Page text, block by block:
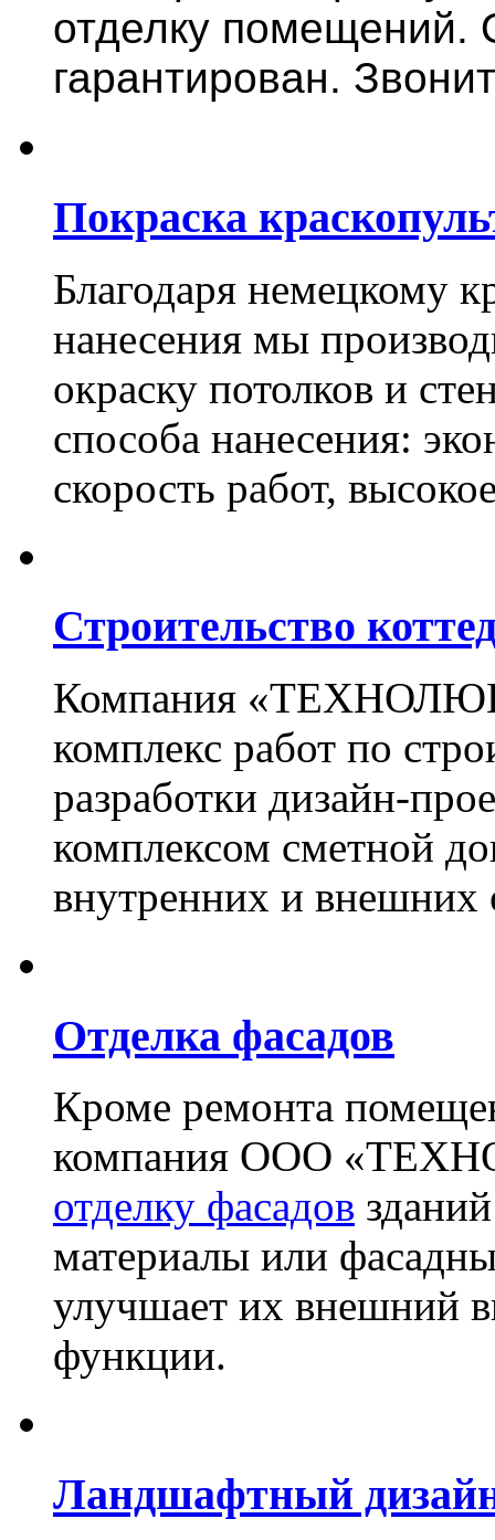
отделку помещений.
гарантирован.
Покраска
Благодаря немецкому
нанесения мы
окраску потолков и
способа нанесения:
скорость работ,
Строительство
Компания
комплекс работ по
разработки дизайн-
комплексом сметной
внутренних и внешних
Отделка фасадов
Кроме ремонта
компания ООО
отделку фасадов
материалы или
улучшает их внешний
функции.
Ландшафтный